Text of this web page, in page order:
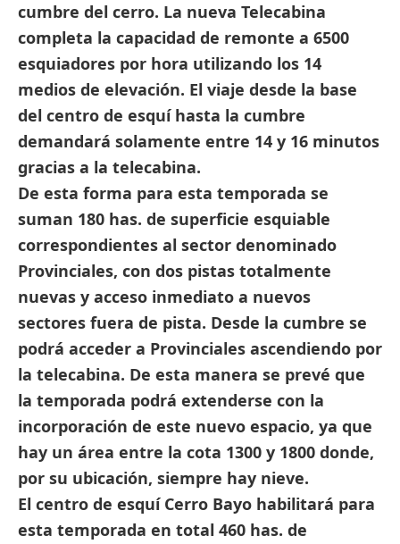
cumbre del cerro. La nueva Telecabina
completa la capacidad de remonte a 6500
esquiadores por hora utilizando los 14
medios de elevación. El viaje desde la base
del centro de esquí hasta la cumbre
demandará solamente entre 14 y 16 minutos
gracias a la telecabina.
De esta forma para esta temporada se
suman 180 has. de superficie esquiable
correspondientes al sector denominado
Provinciales, con dos pistas totalmente
nuevas y acceso inmediato a nuevos
sectores fuera de pista. Desde la cumbre se
podrá acceder a Provinciales ascendiendo por
la telecabina. De esta manera se prevé que
la temporada podrá extenderse con la
incorporación de este nuevo espacio, ya que
hay un área entre la cota 1300 y 1800 donde,
por su ubicación, siempre hay nieve.
El centro de esquí Cerro Bayo habilitará para
esta temporada en total 460 has. de